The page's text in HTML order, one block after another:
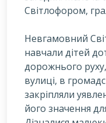
Світлофором,
Невгамовний
навчали дітей
дорожнього
вулиці, в
закріпляли
його значення